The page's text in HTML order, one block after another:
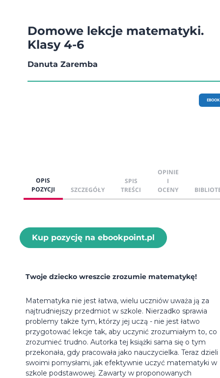
Domowe lekcje matematyki.
Klasy 4-6
Danuta Zaremba
EBOOK
OPIS
POZYCJI
SZCZEGÓŁY
SPIS
TREŚCI
OPINIE
I
OCENY
Kup pozycję na ebookpoint.pl
Twoje dziecko wreszcie zrozumie matematykę!
Matematyka nie jest łatwa, wielu uczniów uważa ją za
najtrudniejszy przedmiot w szkole. Nierzadko sprawia
problemy także tym, którzy jej uczą - nie jest łatwo
przygotować lekcje tak, aby uczynić zrozumiałym to, co
zrozumieć trudno. Autorka tej książki sama się o tym
przekonała, gdy pracowała jako nauczycielka. Teraz dzieli
swoimi pomysłami, jak efektywnie uczyć matematyki w
szkole podstawowej. Zawarty w proponowanych